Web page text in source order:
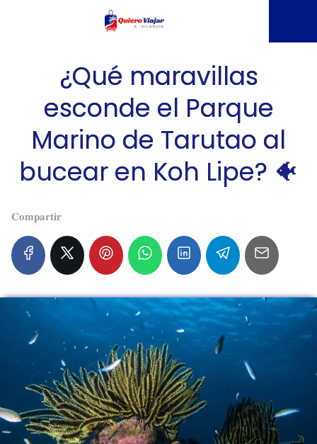
¿Qué maravillas
esconde el Parque
Marino de Tarutao al
bucear en Koh Lipe? 🐠
𝐂𝐨𝐦𝐩𝐚𝐫𝐭𝐢𝐫